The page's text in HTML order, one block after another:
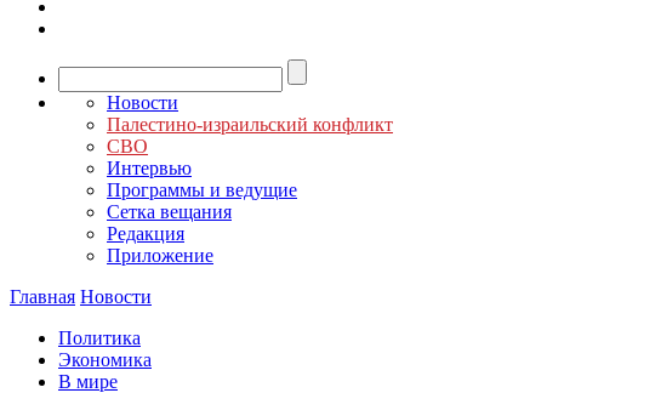
Новости
Палестино-израильский конфликт
СВО
Интервью
Программы и ведущие
Сетка вещания
Редакция
Приложение
Главная Новости
Политика
Экономика
В мире